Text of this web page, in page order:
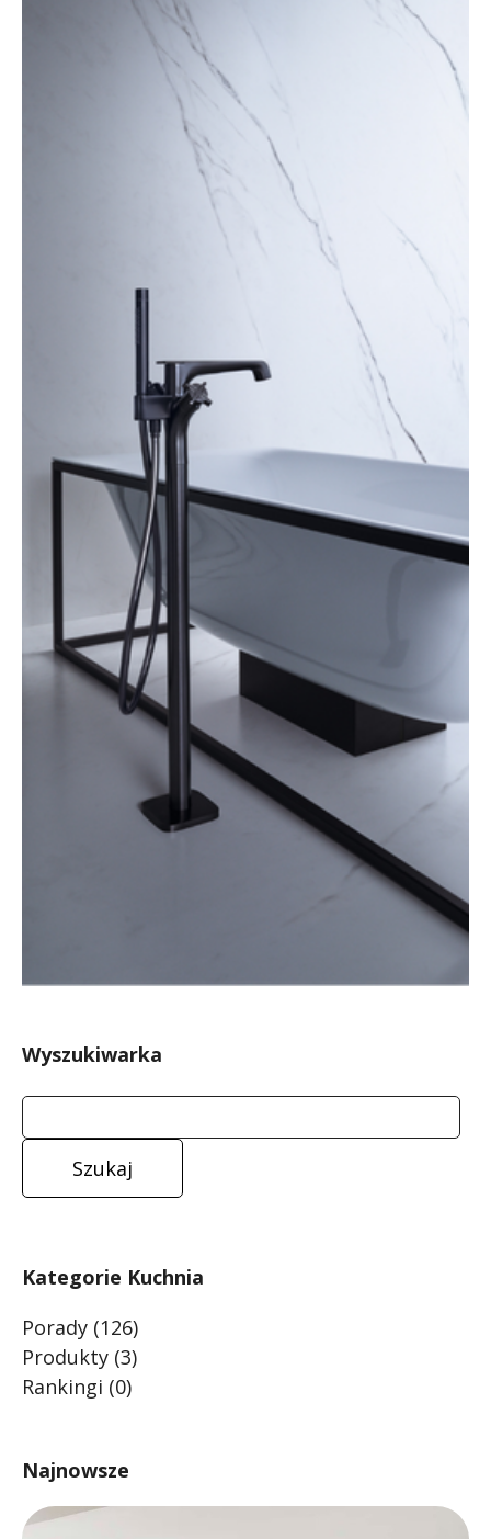
Wyszukiwarka
Kategorie Kuchnia
Porady (126)
Produkty (3)
Rankingi (0)
Najnowsze